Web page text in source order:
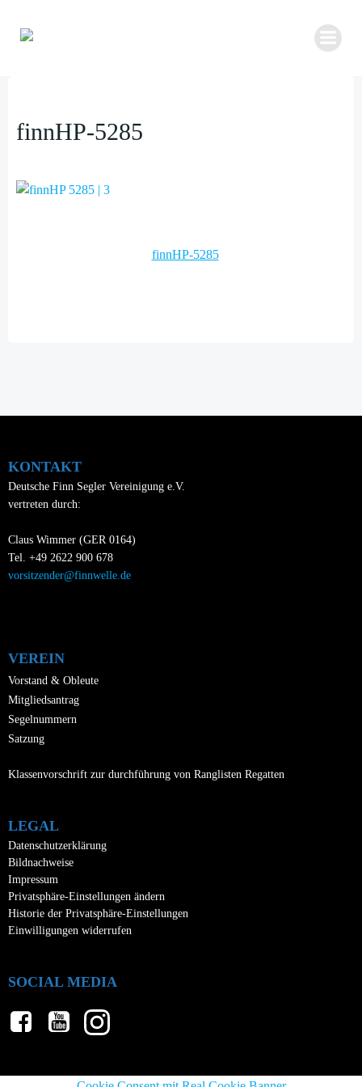
finnHP-5285
finnHP-5285
KONTAKT
Deutsche Finn Segler Vereinigung e.V.
vertreten durch:
Claus Wimmer (GER 0164)
Tel. +49 2622 900 678
vorsitzender@finnwelle.de
VEREIN
Vorstand & Obleute
Mitgliedsantrag
Segelnummern
Satzung
Klassenvorschrift zur durchführung von Ranglisten Regatten
LEGAL
Datenschutzerklärung
Bildnachweise
Impressum
Privatsphäre-Einstellungen ändern
Historie der Privatsphäre-Einstellungen
Einwilligungen widerrufen
SOCIAL MEDIA